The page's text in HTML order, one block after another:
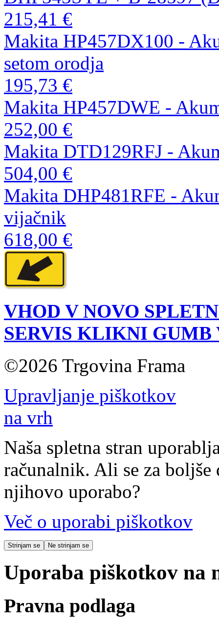
215,41 €
Makita HP457DX100 -
setom orodja
195,73 €
Makita HP457DWE -
252,00 €
Makita DTD129RFJ -
504,00 €
Makita DHP481RFE -
vijačnik
618,00 €
VHOD V NOVO
SERVIS KLIKNI GUMB
©2026 Trgovina Frama
Upravljanje piškotkov
na vrh
Naša spletna stran
računalnik. Ali se za
njihovo uporabo?
Več o uporabi piškotkov
Strinjam se Ne strinjam se
Uporaba piškotkov na
Pravna podlaga